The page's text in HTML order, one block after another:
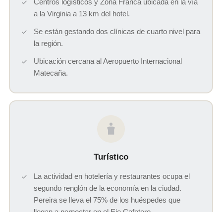
Centros logísticos y Zona Franca ubicada en la vía
a la Virginia a 13 km del hotel.
Se están gestando dos clínicas de cuarto nivel para
la región.
Ubicación cercana al Aeropuerto Internacional
Matecaña.
Turístico
La actividad en hotelería y restaurantes ocupa el
segundo renglón de la economía en la ciudad.
Pereira se lleva el 75% de los huéspedes que